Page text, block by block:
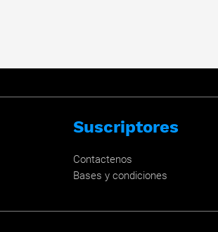
Suscriptores
Contactenos
Bases y condiciones